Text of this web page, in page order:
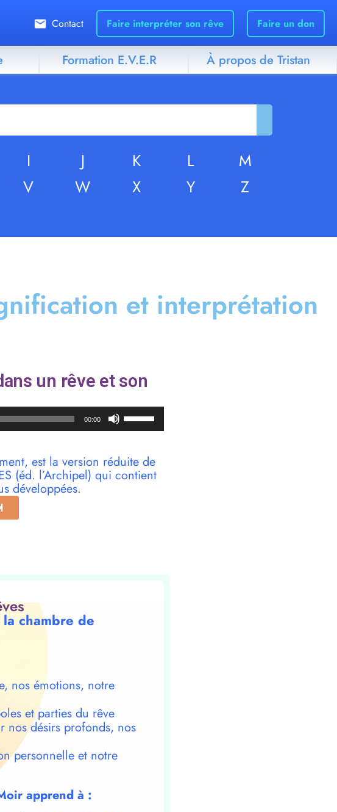
Contact Faire interpréter son rêve Faire un don
Formation E.V.E.R À propos de Tristan
I J K L
M
V W X Y Z
et interprétation
un rêve et son
00:00
haut/bas
pour
augmenter
est la version réduite de
(éd. l’Archipel) qui contient
développées.
chambre de
nos émotions, notre
et parties du rêve
désirs profonds, nos
personnelle et notre
apprend à :